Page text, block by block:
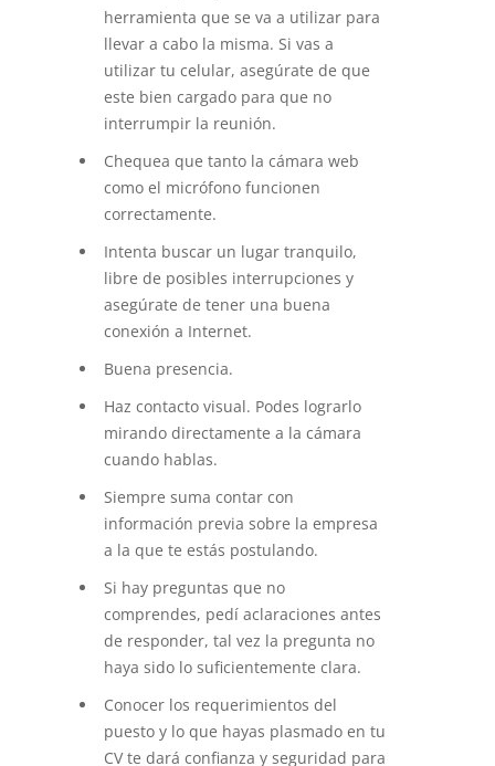
herramienta que se va a utilizar para
llevar a cabo la misma. Si vas a
utilizar tu celular, asegúrate de que
este bien cargado para que no
interrumpir la reunión.
Chequea que tanto la cámara web
como el micrófono funcionen
correctamente.
Intenta buscar un lugar tranquilo,
libre de posibles interrupciones y
asegúrate de tener una buena
conexión a Internet.
Buena presencia.
Haz contacto visual. Podes lograrlo
mirando directamente a la cámara
cuando hablas.
Siempre suma contar con
información previa sobre la empresa
a la que te estás postulando.
Si hay preguntas que no
comprendes, pedí aclaraciones antes
de responder, tal vez la pregunta no
haya sido lo suficientemente clara.
Conocer los requerimientos del
puesto y lo que hayas plasmado en tu
CV te dará confianza y seguridad para